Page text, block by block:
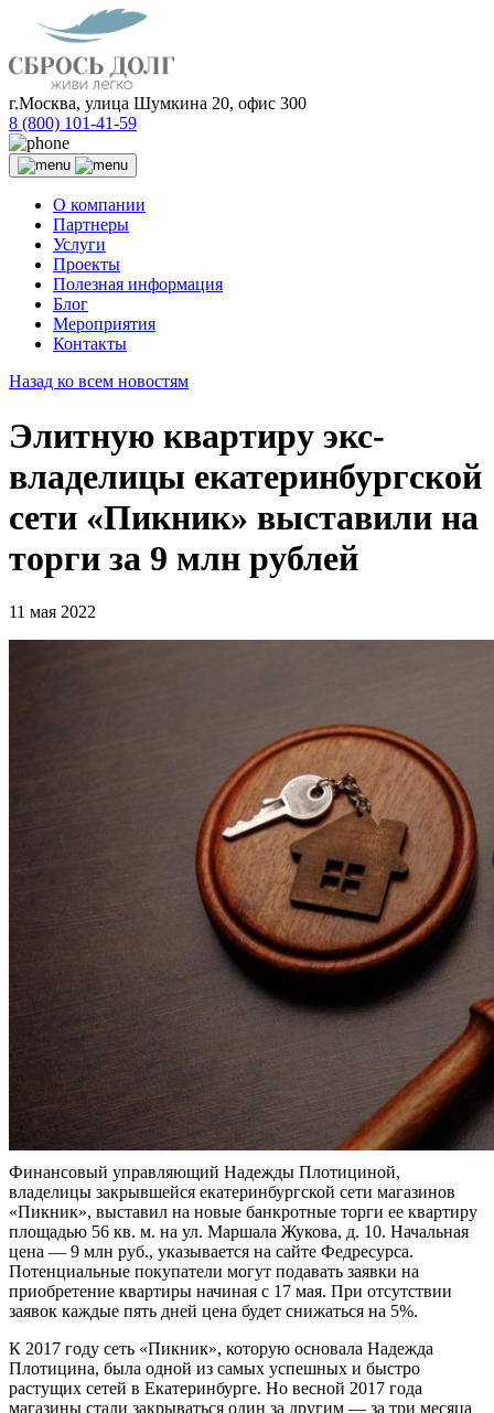
г.Москва, улица Шумкина 20, офис 300
8 (800) 101-41-59
О компании
Партнеры
Услуги
Проекты
Полезная информация
Блог
Мероприятия
Контакты
Назад ко всем новостям
Элитную квартиру экс-
владелицы екатеринбургской
сети «Пикник» выставили на
торги за 9 млн рублей
11 мая 2022
Финансовый управляющий Надежды Плотициной,
владелицы закрывшейся екатеринбургской сети магазинов
«Пикник», выставил на новые банкротные торги ее квартиру
площадью 56 кв. м. на ул. Маршала Жукова, д. 10. Начальная
цена — 9 млн руб., указывается на сайте Федресурса.
Потенциальные покупатели могут подавать заявки на
приобретение квартиры начиная с 17 мая. При отсутствии
заявок каждые пять дней цена будет снижаться на 5%.
К 2017 году сеть «Пикник», которую основала Надежда
Плотицина, была одной из самых успешных и быстро
растущих сетей в Екатеринбурге. Но весной 2017 года
магазины стали закрываться один за другим — за три месяца